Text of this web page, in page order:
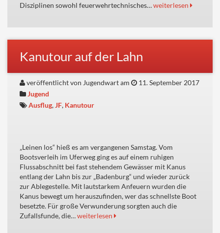
Disziplinen sowohl feuerwehrtechnisches…weiterlesen
Kanutour auf der Lahn
veröffentlicht von Jugendwart am
11. September 2017
Jugend
Ausflug,JF, Kanutour
„Leinen los“ hieß es am vergangenen Samstag. Vom
Bootsverleih im Uferweg ging es auf einem ruhigen
Flussabschnitt bei fast stehendem Gewässer mit Kanus
entlang der Lahn bis zur „Badenburg“ und wieder zurück
zur Ablegestelle. Mit lautstarkem Anfeuern wurden die
Kanus bewegt um herauszufinden, wer das schnellste Boot
besetzte. Für große Verwunderung sorgten auch die
Zufallsfunde, die…weiterlesen